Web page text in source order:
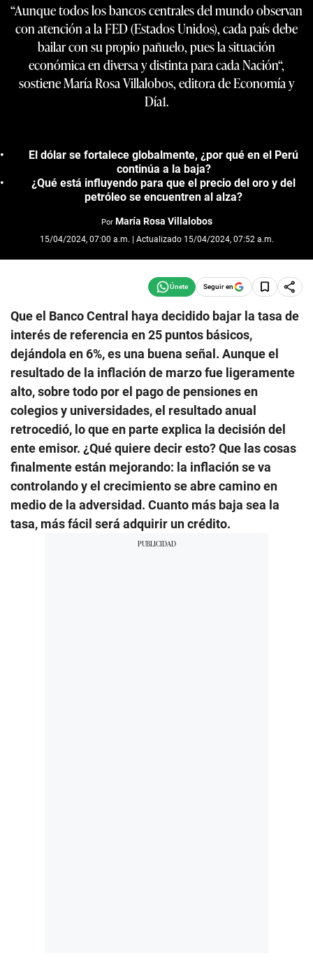
“Aunque todos los bancos centrales del mundo observan
con atención a la FED (Estados Unidos), cada país debe
bailar con su propio pañuelo, pues la situación
económica en diversa y distinta para cada Nación“,
sostiene María Rosa Villalobos, editora de Economía y
Día1.
El dólar se fortalece globalmente, ¿por qué en el Perú
continúa a la baja?
¿Qué está influyendo para que el precio del oro y del
petróleo se encuentren al alza?
Por María Rosa Villalobos
15/04/2024, 07:00 a.m. | Actualizado 15/04/2024, 07:52 a.m.
Seguir en
Que el Banco Central haya decidido bajar la tasa de
interés de referencia en 25 puntos básicos,
dejándola en 6%, es una buena señal. Aunque el
resultado de la inflación de marzo fue ligeramente
alto, sobre todo por el pago de pensiones en
colegios y universidades, el resultado anual
retrocedió, lo que en parte explica la decisión del
ente emisor. ¿Qué quiere decir esto? Que las cosas
finalmente están mejorando: la inflación se va
controlando y el crecimiento se abre camino en
medio de la adversidad. Cuanto más baja sea la
tasa, más fácil será adquirir un crédito.